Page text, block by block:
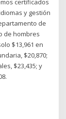
certificados
y gestión
de
de hombres
$13,961 en
$20,870;
$23,435; y